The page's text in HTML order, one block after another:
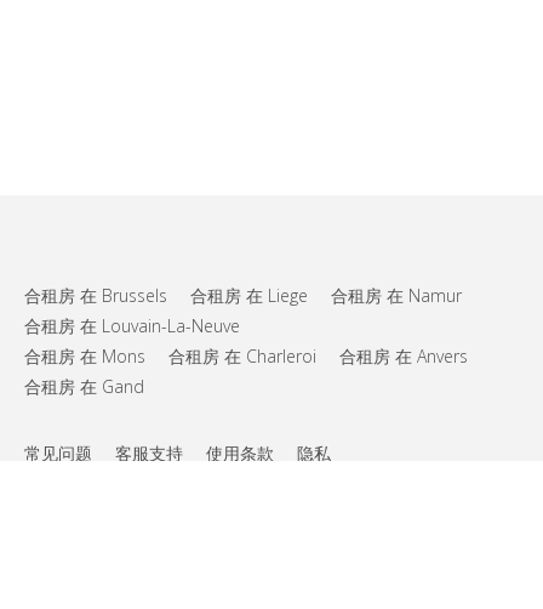
合租房 在 Brussels 合租房 在 Liege
合租房 在 Namur
合租房 在 Louvain-La-Neuve
合租房 在 Mons
合租房 在 Charleroi
合租房 在 Anvers
合租房 在 Gand
常见问题 客服支持 使用条款 隐私